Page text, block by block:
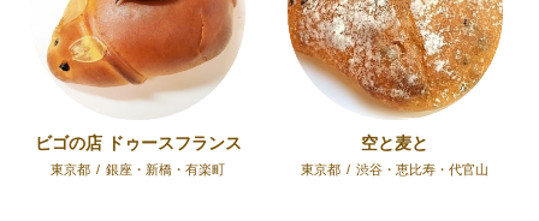
ビゴの店 ドゥースフランス
東京都 / 銀座・新橋・有楽町
空と麦と
東京都 / 渋谷・恵比寿・代官山